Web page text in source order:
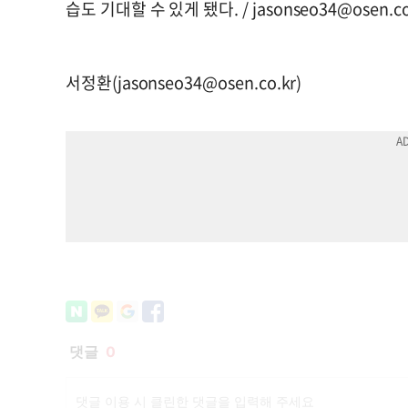
습도 기대할 수 있게 됐다. /
서정환(jasonseo34@osen.co.kr)